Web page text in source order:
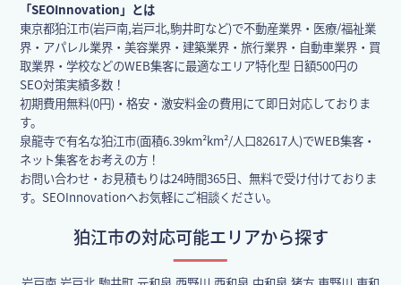
「SEOInnovation」とは
東京都狛江市(岩戸南,岩戸北,駒井町など)で不動産業界・医療/福祉業
界・アパレル業界・美容業界・建築業界・旅行業界・自動車業界・買
取業界・学校などのWEB集客に最適なエリア特化型 日額500円の
SEO対策実績多数！
初期費用無料(0円)・格安・激安料金の費用にて即日対応しておりま
す。
泉龍寺で有名な狛江市(面積6.39km²km²/人口82617人)でWEB集客・
ネット集客をお考えの方！
お問い合わせ・お見積もりは24時間365日、無料で受け付けておりま
す。SEOInnovationへお気軽にご相談ください。
狛江市の対応可能エリアから探す